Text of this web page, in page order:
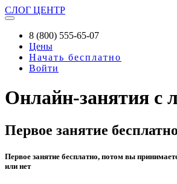
СЛОГ ЦЕНТР
8 (800) 555-65-07
Цены
Начать бесплатно
Войти
Онлайн-занятия с
Первое занятие бесплатно
Первое занятие бесплатно, потом вы
или нет